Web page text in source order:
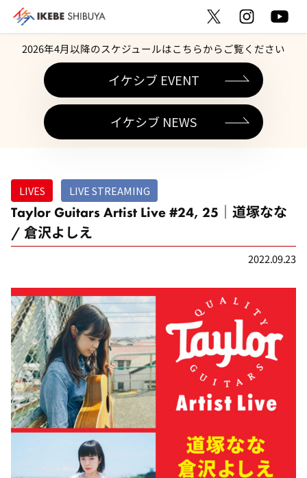
2026年4月以降のスケジュールはこちらからご覧ください
イケシブ EVENT
イケシブ NEWS
LIVES LIVE STREAMING
Taylor Guitars Artist Live #24, 25｜道塚なな
/ 倉沢よしえ
2022.09.23